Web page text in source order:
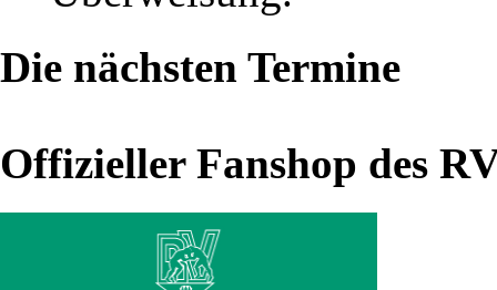
Die nächsten Termine
Offizieller Fanshop des
KFC
(25.09.21)